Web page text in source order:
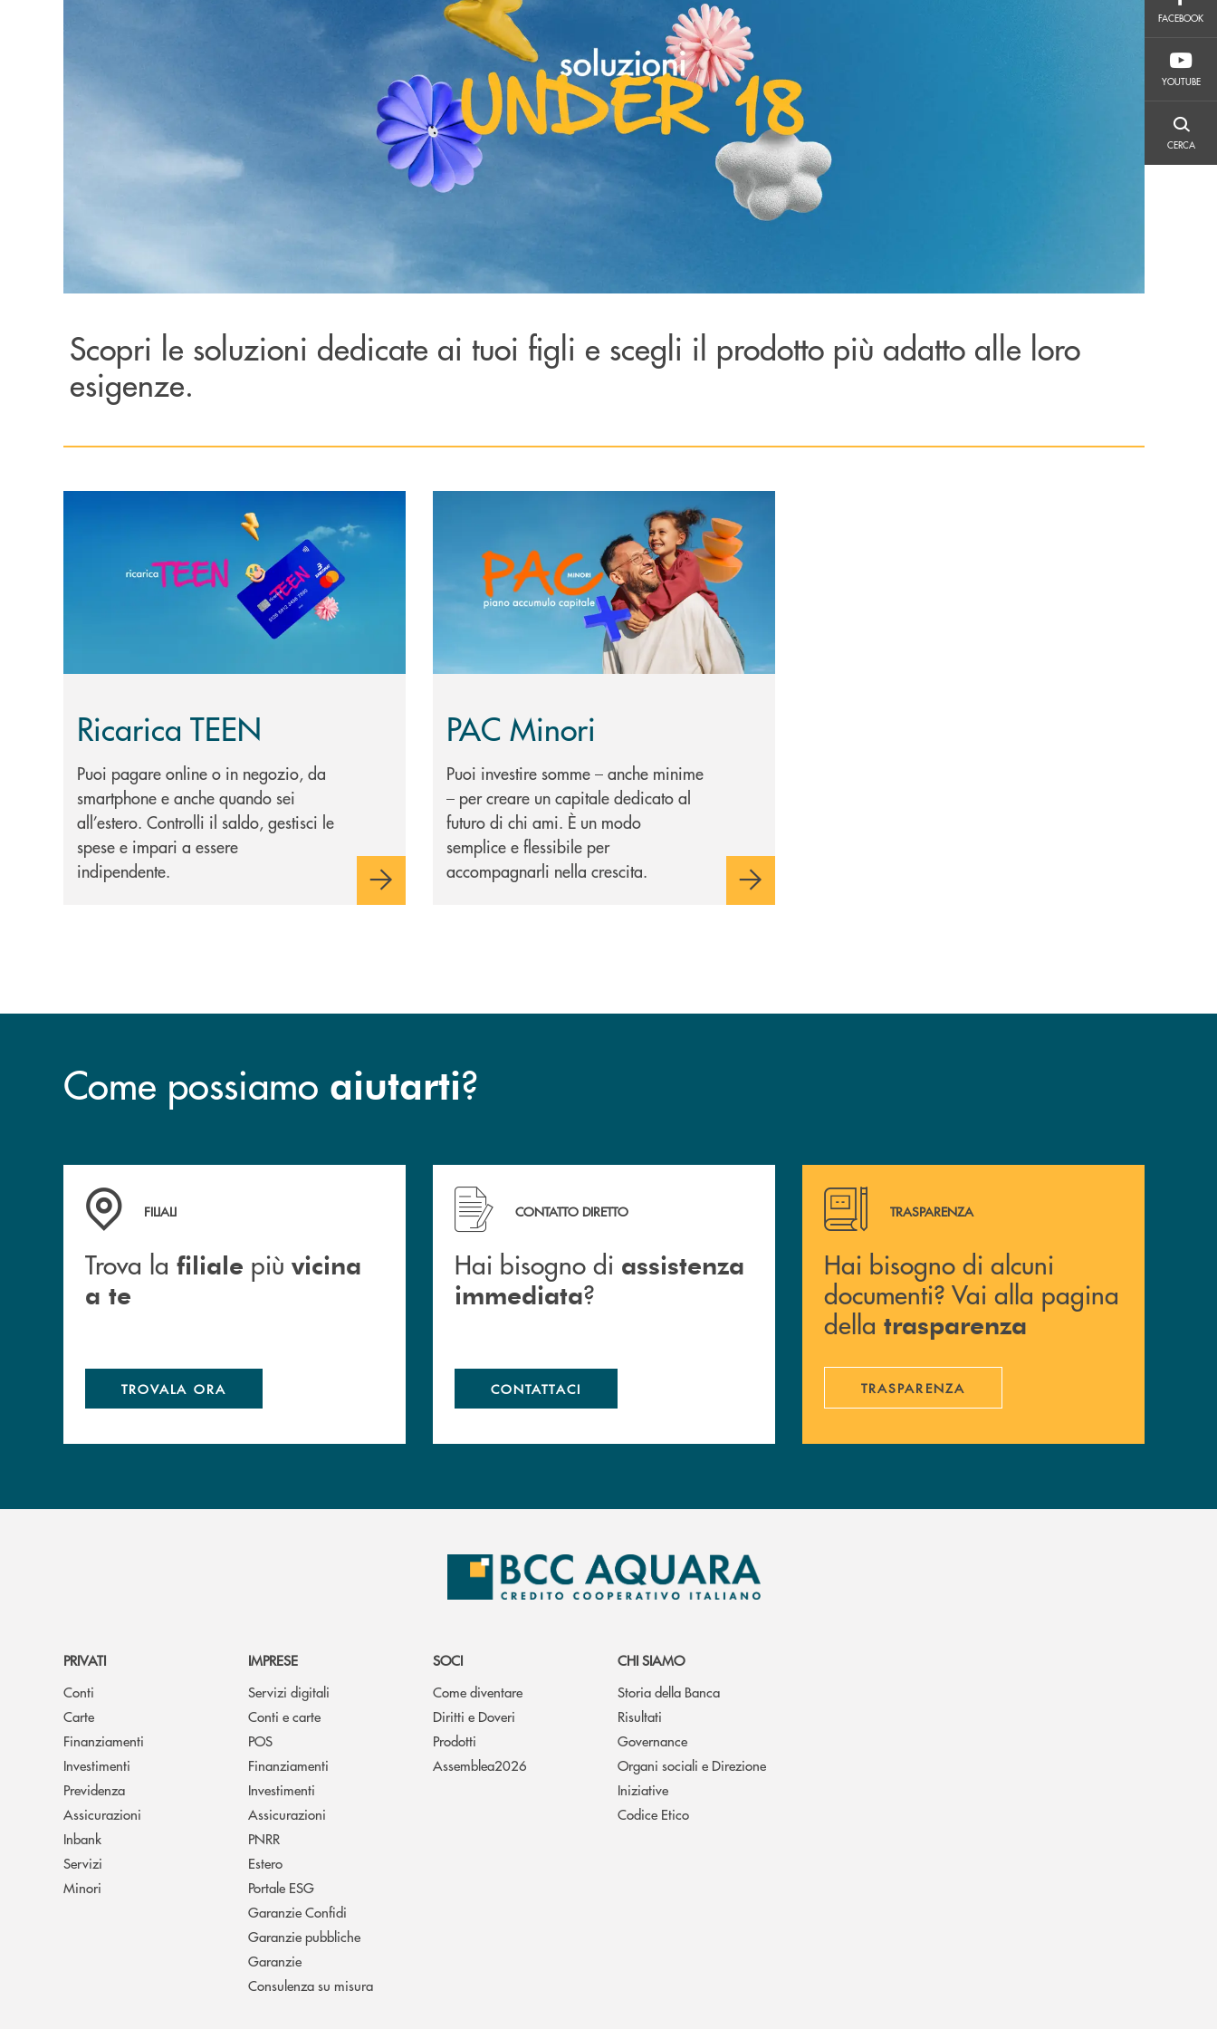
FACEBOOK
YOUTUBE
CERCA
Scopri le soluzioni dedicate ai tuoi figli e scegli il prodotto più adatto alle loro
esigenze.
Ricarica TEEN
Puoi pagare online o in negozio, da
smartphone e anche quando sei
all’estero. Controlli il saldo, gestisci le
spese e impari a essere
indipendente.
PAC Minori
Puoi investire somme – anche minime
– per creare un capitale dedicato al
futuro di chi ami. È un modo
semplice e flessibile per
accompagnarli nella crescita.
Come possiamo aiutarti?
Trova la filiale più vicina a te
FILIALI
Trova la filiale più vicina
a te
TROVALA ORA
Hai bisogno di assistenza immediata ?
CONTATTO DIRETTO
Hai bisogno di assistenza
immediata?
CONTATTACI
Hai bisogno di alcuni documenti? Vai alla pagina della
TRASPARENZA
Hai bisogno di alcuni
documenti? Vai alla pagina
della trasparenza
TRASPARENZA
PRIVATI
Conti
Carte
Finanziamenti
Investimenti
Previdenza
Assicurazioni
Inbank
Servizi
Minori
IMPRESE
Servizi digitali
Conti e carte
POS
Finanziamenti
Investimenti
Assicurazioni
PNRR
Estero
Portale ESG
Garanzie Confidi
Garanzie pubbliche
Garanzie
Consulenza su misura
SOCI
Come diventare
Diritti e Doveri
Prodotti
Assemblea2026
CHI SIAMO
Storia della Banca
Risultati
Governance
Organi sociali e Direzione
Iniziative
Codice Etico